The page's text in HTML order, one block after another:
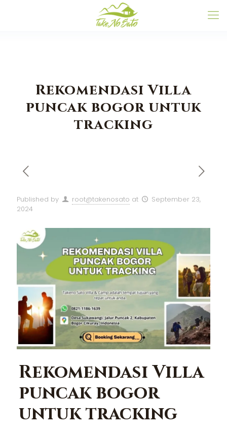
Rekomendasi Villa
puncak bogor untuk
tracking
Published by root@takenosato at
September 23,
2024
Rekomendasi Villa
puncak bogor
untuk tracking